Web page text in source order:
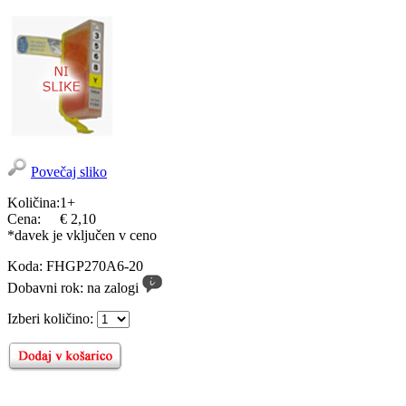
Povečaj sliko
Količina:1+
Cena:
€ 2,10
*davek je vključen v ceno
Koda: FHGP270A6-20
Dobavni rok: na zalogi
Izberi količino: